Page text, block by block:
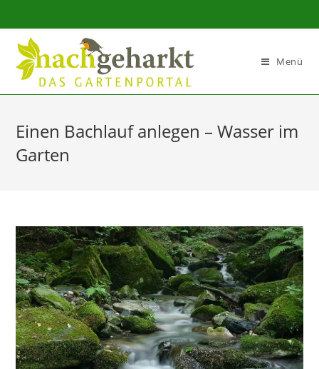
Sidebar-
Inhalt
Menü
Einen Bachlauf anlegen – Wasser im
Garten